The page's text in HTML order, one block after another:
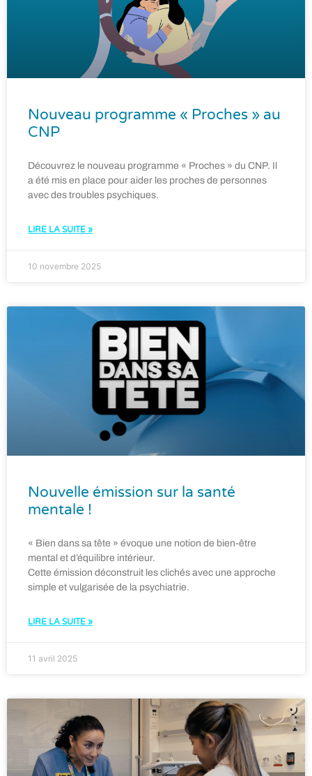
Nouveau programme « Proches » au
CNP
Découvrez le nouveau programme « Proches » du CNP. Il
a été mis en place pour aider les proches de personnes
avec des troubles psychiques.
LIRE LA SUITE »
10 novembre 2025
Nouvelle émission sur la santé
mentale !
« Bien dans sa tête » évoque une notion de bien-être
mental et d’équilibre intérieur.
Cette émission déconstruit les clichés avec une approche
simple et vulgarisée de la psychiatrie.
LIRE LA SUITE »
11 avril 2025